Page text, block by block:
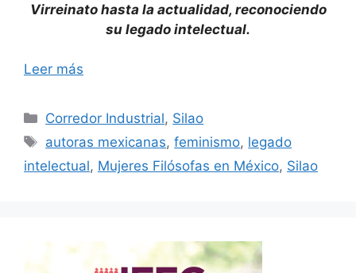
Virreinato hasta la actualidad, reconociendo
su legado intelectual.
Leer más
Categorías
Corredor Industrial, Silao
Etiquetas
autoras mexicanas,feminismo, legado
intelectual, Mujeres Filósofas en México, Silao